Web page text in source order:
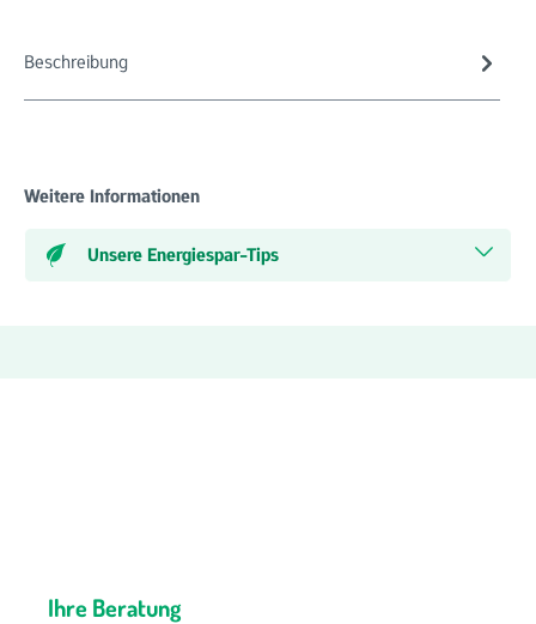
Beschreibung
Weitere Informationen
Unsere Energiespar-Tips
Ihre Beratung